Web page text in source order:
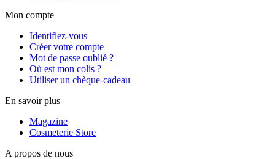
Mon compte
Identifiez-vous
Créer votre compte
Mot de passe oublié ?
Où est mon colis ?
Utiliser un chèque-cadeau
En savoir plus
Magazine
Cosmeterie Store
A propos de nous